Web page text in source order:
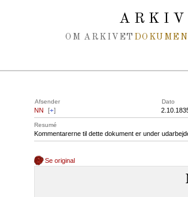
OM ARKIVET
Afsender Dato
NN [+]
Resumé
Kommentarerne til dette dokument er under
Se original